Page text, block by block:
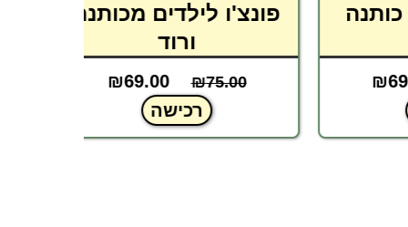
פונצ'ו לילדים מכותנה
ורוד
₪75.00
₪69.00
רכישה